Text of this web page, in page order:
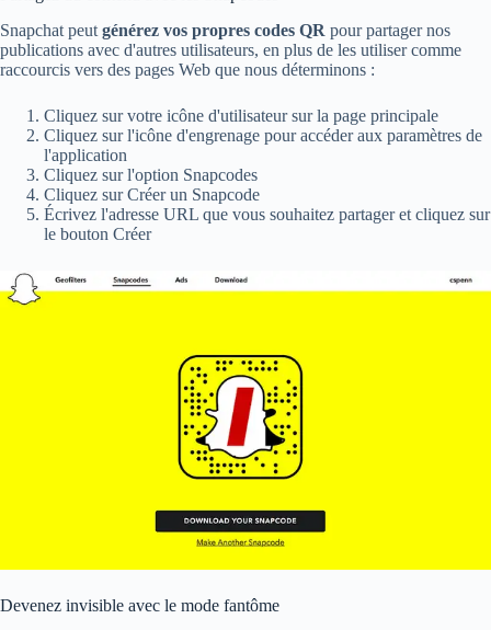
Snapchat peut générez vos propres codes QR pour partager nos
publications avec d'autres utilisateurs, en plus de les utiliser comme
raccourcis vers des pages Web que nous déterminons :
Cliquez sur votre icône d'utilisateur sur la page principale
Cliquez sur l'icône d'engrenage pour accéder aux paramètres de
l'application
Cliquez sur l'option Snapcodes
Cliquez sur Créer un Snapcode
Écrivez l'adresse URL que vous souhaitez partager et cliquez sur
le bouton Créer
Devenez invisible avec le mode fantôme